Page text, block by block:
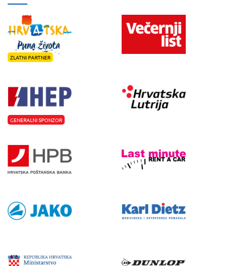
ZLATNI PARTNER
GENERALNI SPONZOR